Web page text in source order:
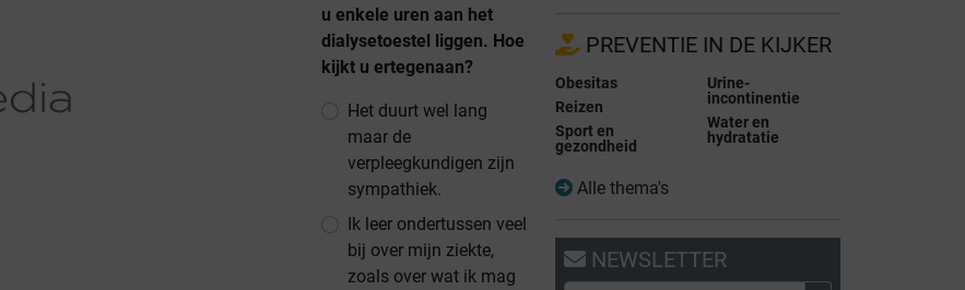
u enkele uren aan het
dialysetoestel liggen. Hoe
kijkt u ertegenaan?
Het duurt wel lang
maar de
verpleegkundigen zijn
sympathiek.
Ik leer ondertussen veel
bij over mijn ziekte,
zoals over wat ik mag
PREVENTIE IN DE KIJKER
Obesitas
Reizen
Sport en
gezondheid
Urine-
incontinentie
Water en
hydratatie
Alle thema's
NEWSLETTER